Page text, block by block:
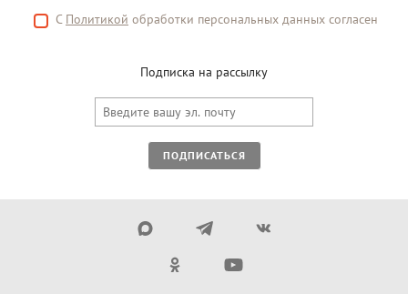
С Политикой обработки персональных данных согласен
Подписка на рассылку
ПОДПИСАТЬСЯ